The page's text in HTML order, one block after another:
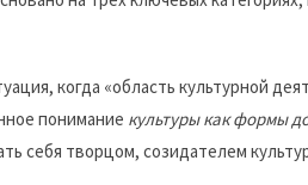
когда «область культурной
понимание культуры как формы
себя творцом, созидателем